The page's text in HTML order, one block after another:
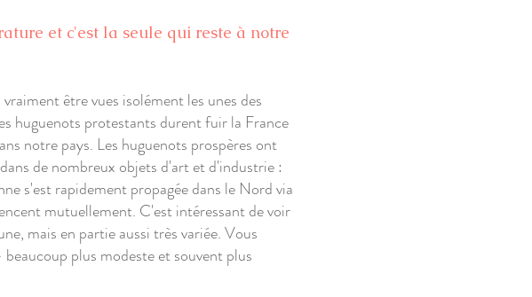
et c'est la seule qui reste à notre
être vues isolément les unes des
huguenots protestants durent fuir la France
notre pays. Les huguenots prospères ont
de nombreux objets d'art et d'industrie :
s'est rapidement propagée dans le Nord via
mutuellement. C'est intéressant de voir
mais en partie aussi très variée. Vous
plus modeste et souvent plus